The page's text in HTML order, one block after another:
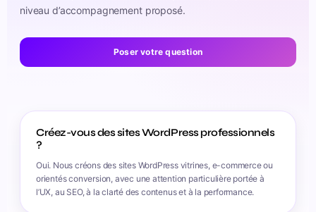
niveau d’accompagnement proposé.
Poser votre question
Créez-vous des sites WordPress professionnels
?
Oui. Nous créons des sites WordPress vitrines, e-commerce ou
orientés conversion, avec une attention particulière portée à
l’UX, au SEO, à la clarté des contenus et à la performance.